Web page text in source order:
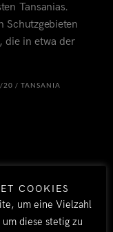
Tansanias.
Schutzgebieten
die in etwa der
20 /TANSANIA
COOKIES
um eine Vielzahl
diese stetig zu